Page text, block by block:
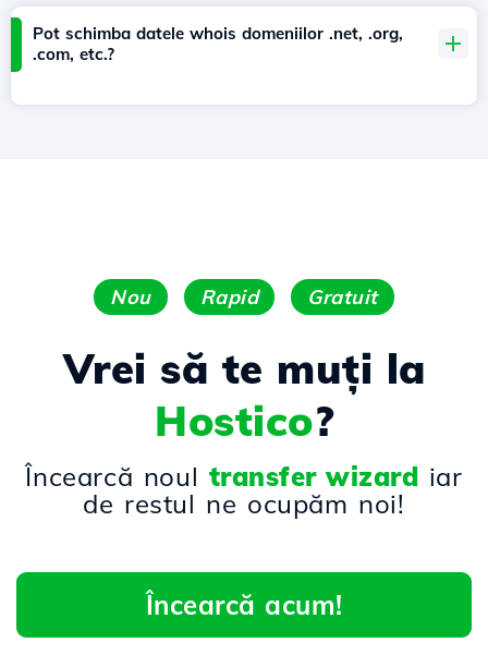
Pot schimba datele whois domeniilor .net, .org,
.com, etc.?
Nou Rapid Gratuit
Vrei să te muți la
Hostico?
Încearcă noul transfer wizard iar
de restul ne ocupăm noi!
Încearcă acum!